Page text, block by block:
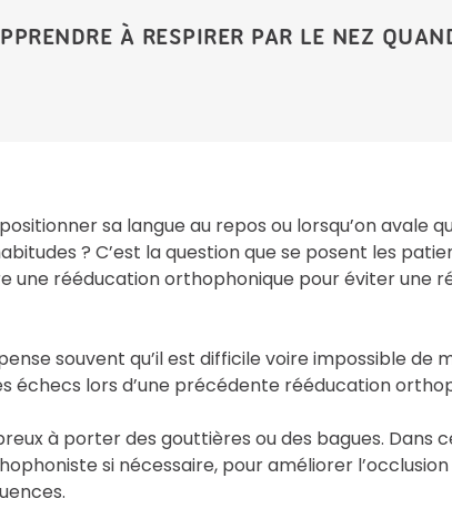
À RESPIRER PAR LE NEZ
sa langue au repos ou lorsqu’on avale
? C’est la question que se posent les
une rééducation orthophonique pour éviter une
souvent qu’il est difficile voire impossible de
échecs lors d’une précédente rééducation
à porter des gouttières ou des bagues. Dans
si nécessaire, pour améliorer